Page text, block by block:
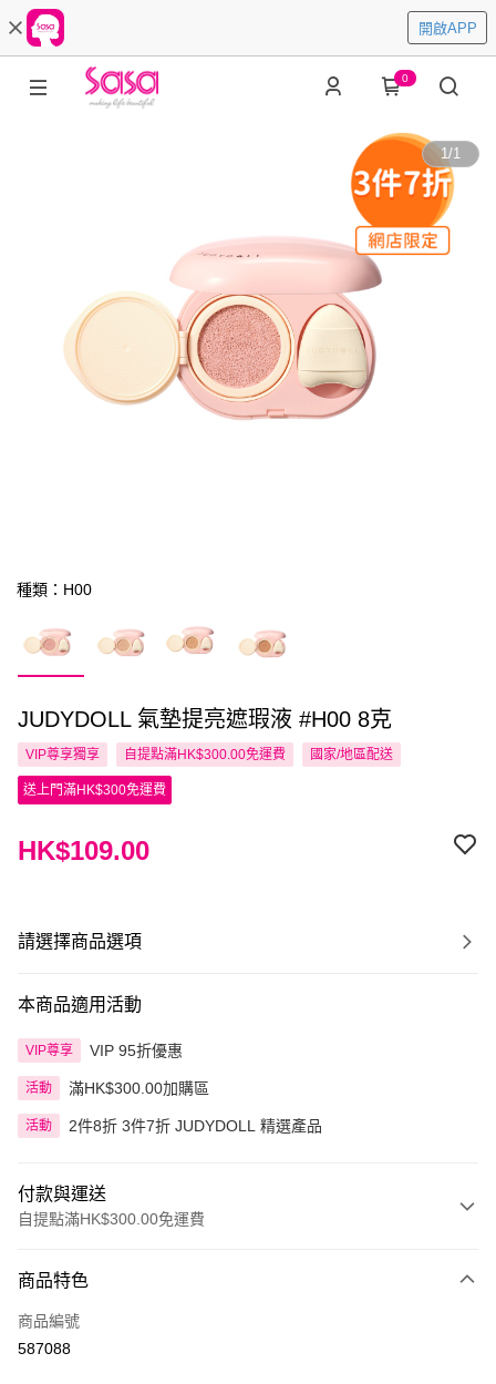
開啟APP
0
1/1
種類：H00
JUDYDOLL 氣墊提亮遮瑕液 #H00 8克
VIP尊享獨享 自提點滿HK$300.00免運費 國家/地區配送
送上門滿HK$300免運費
HK$109.00
請選擇商品選項
本商品適用活動
VIP尊享 VIP 95折優惠
活動 滿HK$300.00加購區
活動 2件8折 3件7折 JUDYDOLL 精選產品
付款與運送
自提點滿HK$300.00免運費
信用卡
Apple Pay
商品特色
商品編號
587088